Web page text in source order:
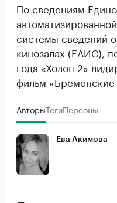
По сведениям
системы сведений
кинозалах (ЕАИС),
года «Холоп 2»
фильм «Бременские
АвторыТегиПерсоны
Ева Акимова